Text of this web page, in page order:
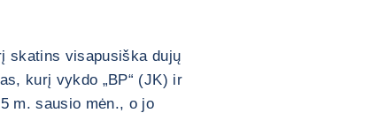
skatins visapusiška dujų
kurį vykdo „BP“ (JK) ir
m. sausio mėn., o jo